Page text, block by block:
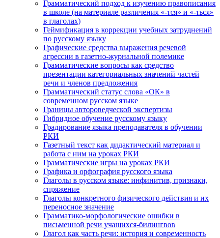
Грамматический подход к изучению правописания
в школе (на материале различения «-тся» и «-ться»
в глаголах)
Геймификация в коррекции учебных затруднений
по русскому языку
Графические средства выражения речевой
агрессии в газетно-журнальной полемике
Грамматические вопросы как средство
презентации категориальных значений частей
речи и членов предложения
Грамматический статус слова «ОК» в
современном русском языке
Границы автороведческой экспертизы
Гибридное обучение русскому языку
Градирование языка преподавателя в обучении
РКИ
Газетный текст как дидактический материал и
работа с ним на уроках РКИ
Грамматические игры на уроках РКИ
Графика и орфография русского языка
Глаголы в русском языке: инфинитив, признаки,
спряжение
Глаголы конкретного физического действия и их
переносное значение
Грамматико-морфологические ошибки в
письменной речи учащихся-билингвов
Глагол как часть речи: история и современность